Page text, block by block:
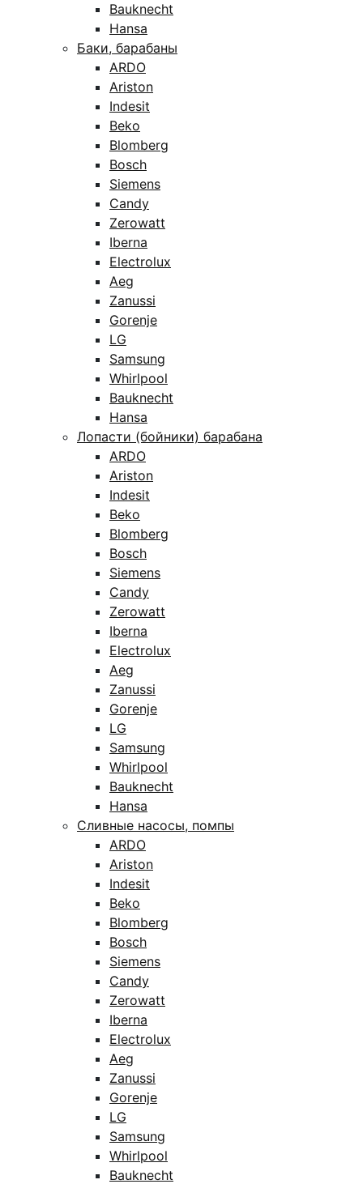
Bauknecht
Hansa
Баки, барабаны
ARDO
Ariston
Indesit
Beko
Blomberg
Bosch
Siemens
Candy
Zerowatt
Iberna
Electrolux
Aeg
Zanussi
Gorenje
LG
Samsung
Whirlpool
Bauknecht
Hansa
Лопасти (бойники) барабана
ARDO
Ariston
Indesit
Beko
Blomberg
Bosch
Siemens
Candy
Zerowatt
Iberna
Electrolux
Aeg
Zanussi
Gorenje
LG
Samsung
Whirlpool
Bauknecht
Hansa
Сливные насосы, помпы
ARDO
Ariston
Indesit
Beko
Blomberg
Bosch
Siemens
Candy
Zerowatt
Iberna
Electrolux
Aeg
Zanussi
Gorenje
LG
Samsung
Whirlpool
Bauknecht